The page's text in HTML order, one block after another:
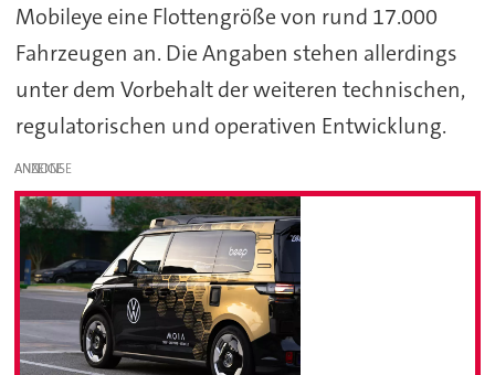
Mobileye eine Flottengröße von rund 17.000
Fahrzeugen an. Die Angaben stehen allerdings
unter dem Vorbehalt der weiteren technischen,
regulatorischen und operativen Entwicklung.
ANZEIGE